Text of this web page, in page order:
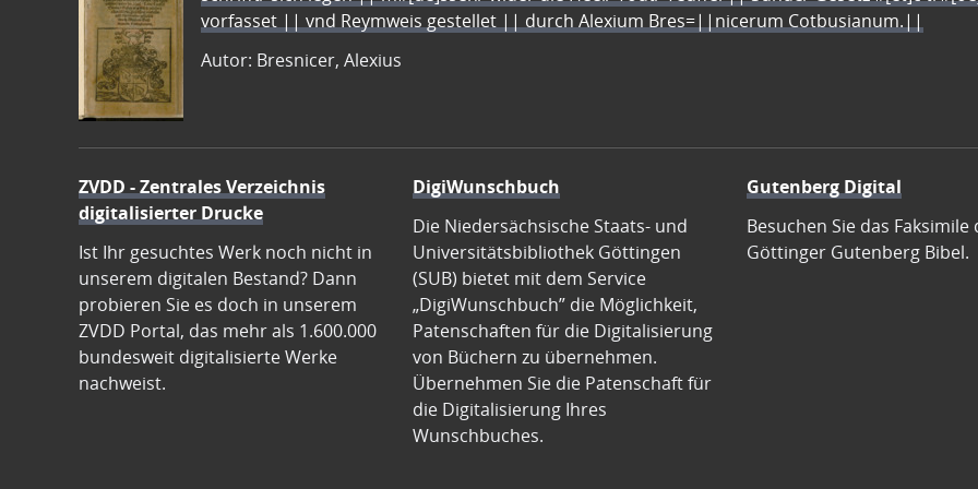
vorfasset || vnd Reymweis gestellet || durch Alexium Bres=||nicerum Cotbusianum.||
Autor: Bresnicer, Alexius
ZVDD - Zentrales Verzeichnis
digitalisierter Drucke
Ist Ihr gesuchtes Werk noch nicht in
unserem digitalen Bestand? Dann
probieren Sie es doch in unserem
ZVDD Portal, das mehr als 1.600.000
bundesweit digitalisierte Werke
nachweist.
DigiWunschbuch
Die Niedersächsische Staats- und
Universitätsbibliothek Göttingen
(SUB) bietet mit dem Service
„DigiWunschbuch” die Möglichkeit,
Patenschaften für die Digitalisierung
von Büchern zu übernehmen.
Übernehmen Sie die Patenschaft für
die Digitalisierung Ihres
Wunschbuches.
Gutenberg Digital
Besuchen Sie das Faksimile
Göttinger Gutenberg Bibel.